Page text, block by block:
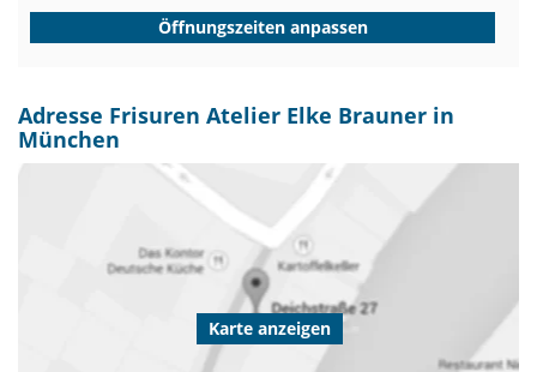
Öffnungszeiten anpassen
Adresse Frisuren Atelier Elke Brauner in
München
Karte anzeigen